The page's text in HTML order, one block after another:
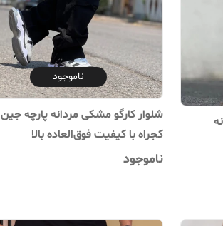
ناموجود
شلوار کارگو مشکی مردانه پارچه جین
کجراه با کیفیت فوق‌العاده بالا
ناموجود